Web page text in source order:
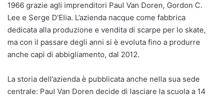
1966 grazie agli imprenditori Paul Van Doren, Gordon C.
Lee e Serge D’Elia. L’azienda nacque come fabbrica
dedicata alla produzione e vendita di scarpe per lo skate,
ma con il passare degli anni si è evoluta fino a produrre
anche capi di abbigliamento, dal 2012.
La storia dell’azienda è pubblicata anche nella sua sede
centrale: Paul Van Doren decide di lasciare la scuola a 14